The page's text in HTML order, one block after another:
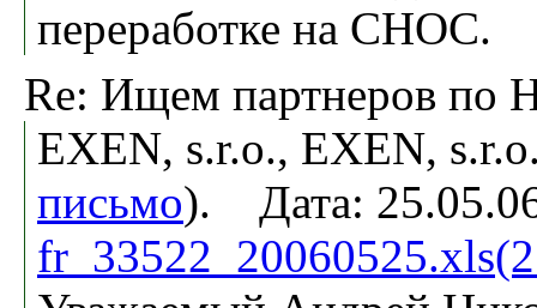
переработке на СНОС.
Re: Ищем партнеров по
EXEN, s.r.o., EXEN,
письмо). Дата: